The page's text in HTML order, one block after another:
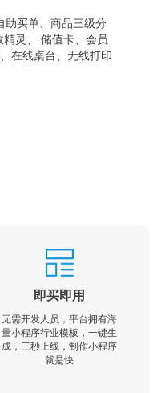
助买单、商品三级分
灵、 储值卡、会员
在线桌台、无线打印
即买即用
无需开发人员，平台拥有海
量小程序行业模板，一键生
成，三秒上线，制作小程序
就是快